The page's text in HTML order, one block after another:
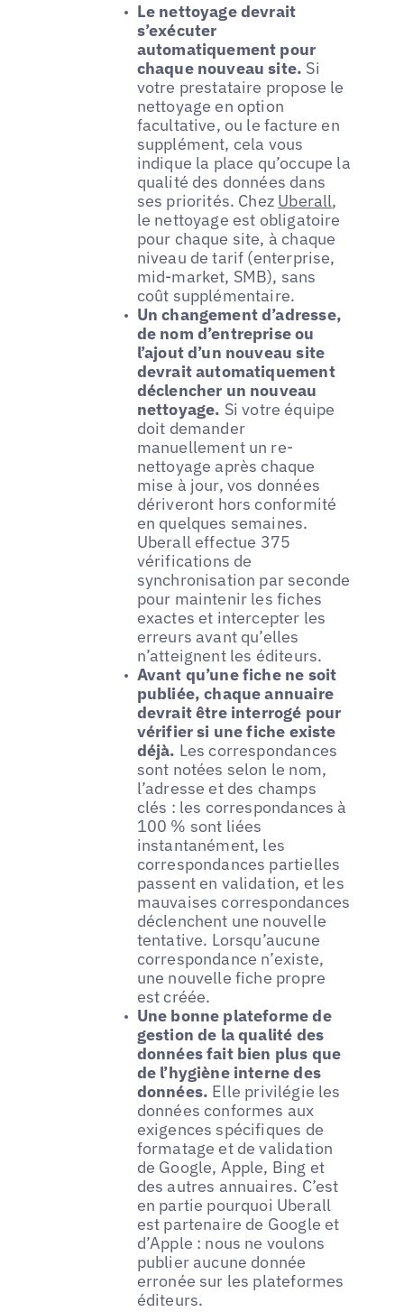
Le nettoyage devrait
s’exécuter
automatiquement pour
chaque nouveau site. Si
votre prestataire propose le
nettoyage en option
facultative, ou le facture en
supplément, cela vous
indique la place qu’occupe la
qualité des données dans
ses priorités. Chez Uberall,
le nettoyage est obligatoire
pour chaque site, à chaque
niveau de tarif (enterprise,
mid-market, SMB), sans
coût supplémentaire.
Un changement d’adresse,
de nom d’entreprise ou
l’ajout d’un nouveau site
devrait automatiquement
déclencher un nouveau
nettoyage. Si votre équipe
doit demander
manuellement un re-
nettoyage après chaque
mise à jour, vos données
dériveront hors conformité
en quelques semaines.
Uberall effectue 375
vérifications de
synchronisation par seconde
pour maintenir les fiches
exactes et intercepter les
erreurs avant qu’elles
n’atteignent les éditeurs.
Avant qu’une fiche ne soit
publiée, chaque annuaire
devrait être interrogé pour
vérifier si une fiche existe
déjà. Les correspondances
sont notées selon le nom,
l’adresse et des champs
clés : les correspondances à
100 % sont liées
instantanément, les
correspondances partielles
passent en validation, et les
mauvaises correspondances
déclenchent une nouvelle
tentative. Lorsqu’aucune
correspondance n’existe,
une nouvelle fiche propre
est créée.
Une bonne plateforme de
gestion de la qualité des
données fait bien plus que
de l’hygiène interne des
données. Elle privilégie les
données conformes aux
exigences spécifiques de
formatage et de validation
de Google, Apple, Bing et
des autres annuaires. C’est
en partie pourquoi Uberall
est partenaire de Google et
d’Apple : nous ne voulons
publier aucune donnée
erronée sur les plateformes
éditeurs.